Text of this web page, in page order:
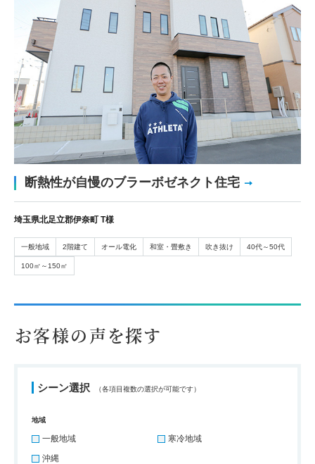
断熱性が自慢のブラーボゼネクト住宅
埼玉県北足立郡伊奈町 T様
一般地域 2階建て オール電化 和室・畳敷き 吹き抜け 40代～50代
100㎡～150㎡
お客様の声を探す
シーン選択 （各項目複数の選択が可能です）
地域
一般地域
寒冷地域
沖縄